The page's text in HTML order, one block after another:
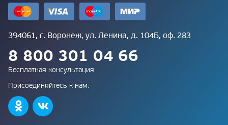
394061, г. Воронеж, ул. Ленина, д. 104Б, оф. 283
8 800 301 04 66
Бесплатная консультация
Присоединяйтесь к нам: